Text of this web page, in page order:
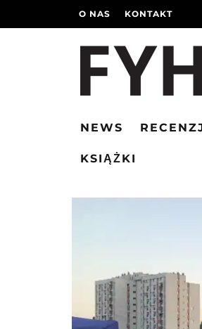
O NAS KONTAKT
NEWS
KSIĄŻKI